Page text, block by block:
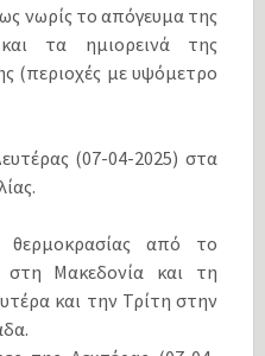
νωρίς το απόγευμα της
τα ημιορεινά της
(περιοχές με υψόμετρο
(07-04-2025) στα
από το
στη Μακεδονία και τη
και την Τρίτη στην